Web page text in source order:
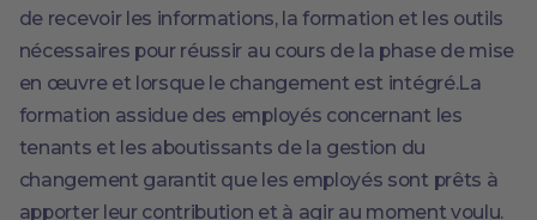
de recevoir les informations, la formation et les outils
nécessaires pour réussir au cours de la phase de mise
en œuvre et lorsque le changement est intégré.La
formation assidue des employés concernant les
tenants et les aboutissants de la gestion du
changement garantit que les employés sont prêts à
apporter leur contribution et à agir au moment voulu.